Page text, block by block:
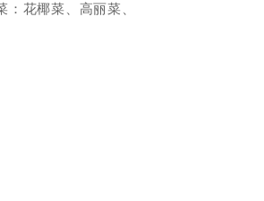
花椰菜、高丽菜、